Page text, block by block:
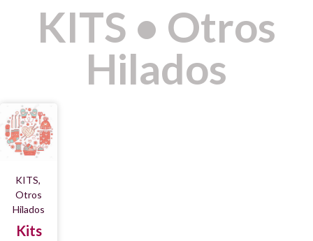
KITS • Otros
Hilados
KITS,
Otros
Hilados
Kits